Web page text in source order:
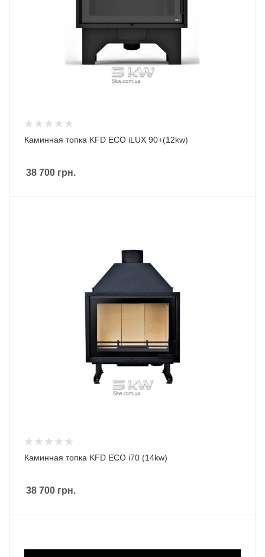
Каминная топка KFD ECO iLUX 90+(12kw)
38 700 грн.
Каминная топка KFD ECO i70 (14kw)
38 700 грн.